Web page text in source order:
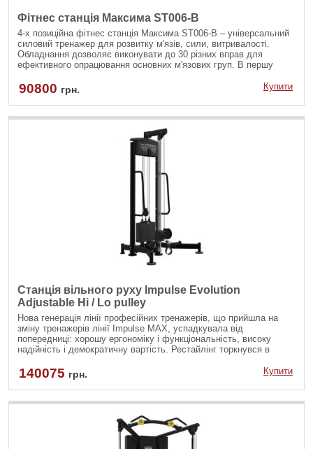
Фітнес станція Максима ST006-B
4-х позиційна фітнес станція Максима ST006-B – універсальний
силовий тренажер для розвитку м'язів, сили, витривалості.
Обладнання дозволяє виконувати до 30 різних вправ для
ефективного опрацювання основних м'язових груп. В першу
висока функціональність та надійність дозволяють
експлуатувати його у невеликих спортивних залах.
90800 грн. Купити
Станція вільного руху Impulse Evolution
Adjustable Hi / Lo pulley
Нова генерація лінії професійних тренажерів, що прийшла на
зміну тренажерів лінії Impulse MAX, успадкувала від
попередниці: хорошу ергономіку і функціональність, високу
надійність і демократичну вартість. Рестайлінг торкнувся в
збалансована за складом лінія IMPULSE EVOLUTION включає в
себе всі необхідні тренажери для базового тренінгу і гармонійно
впишеться у фітнес-центр будь-якого рівня.
140075 грн. Купити